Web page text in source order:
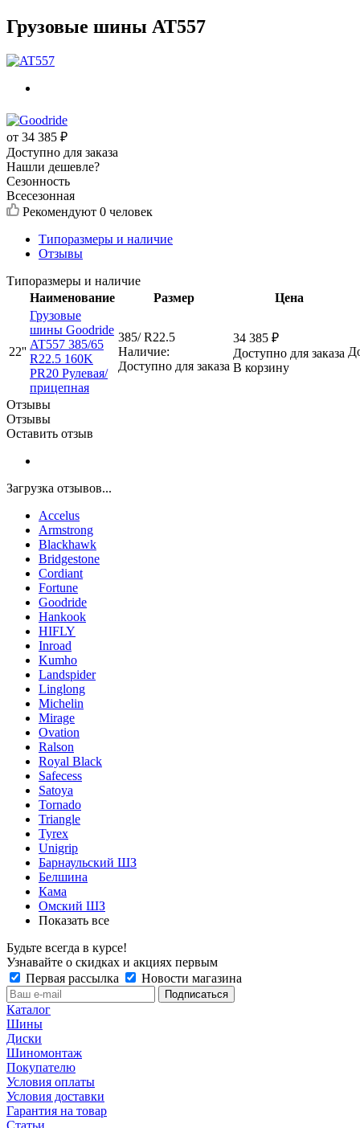
Грузовые шины AT557
от 34 385 ₽
Доступно для заказа
Нашли дешевле?
Сезонность
Всесезонная
Рекомендуют 0 человек
Типоразмеры и наличие
Отзывы
Типоразмеры и наличие
Наименование
Размер Цена
22''
Грузовые
шины Goodride
AT557 385/65
R22.5 160K
PR20 Рулевая/
прицепная
385/ R22.5
Наличие:
Доступно для заказа
34 385 ₽
Доступно для заказа
В корзину
Отзывы
Отзывы
Оставить отзыв
Загрузка отзывов...
Accelus
Armstrong
Blackhawk
Bridgestone
Cordiant
Fortune
Goodride
Hankook
HIFLY
Inroad
Kumho
Landspider
Linglong
Michelin
Mirage
Ovation
Ralson
Royal Black
Safecess
Satoya
Tornado
Triangle
Tyrex
Unigrip
Барнаульский ШЗ
Белшина
Кама
Омский ШЗ
Показать все
Будьте всегда в курсе!
Узнавайте о скидках и акциях первым
Первая рассылка
Новости магазина
Каталог
Шины
Диски
Шиномонтаж
Покупателю
Условия оплаты
Условия доставки
Гарантия на товар
Статьи